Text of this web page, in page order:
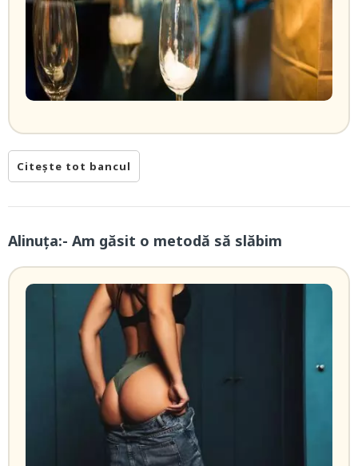
Citește tot bancul
Alinuța:- Am găsit o metodă să slăbim